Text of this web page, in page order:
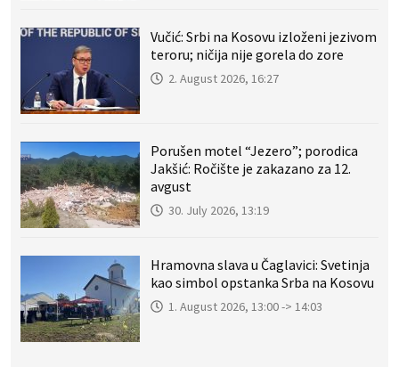
Vučić: Srbi na Kosovu izloženi jezivom
teroru; ničija nije gorela do zore
2. August 2026, 16:27
Porušen motel “Jezero”; porodica
Jakšić: Ročište je zakazano za 12.
avgust
30. July 2026, 13:19
Hramovna slava u Čaglavici: Svetinja
kao simbol opstanka Srba na Kosovu
1. August 2026, 13:00 -> 14:03